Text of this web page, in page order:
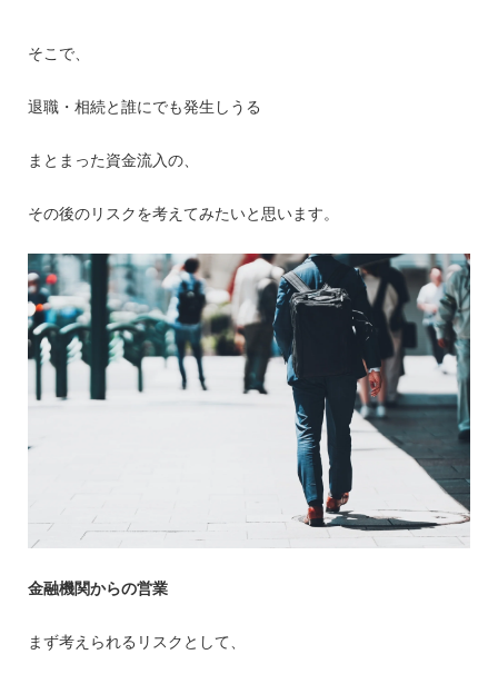
そこで、
退職・相続と誰にでも発生しうる
まとまった資金流入の、
その後のリスクを考えてみたいと思います。
金融機関からの営業
まず考えられるリスクとして、